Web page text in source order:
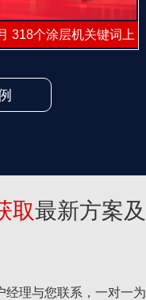
318个涂层机关键词上
取最新方案及
经理与您联系，一对一为